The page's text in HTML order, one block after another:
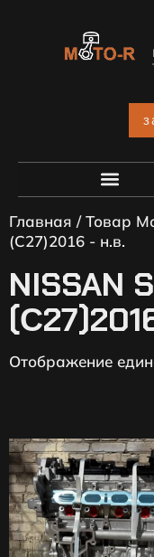
Главная / Товар
(С27)2016 - н.в.
NISSAN
Отображение